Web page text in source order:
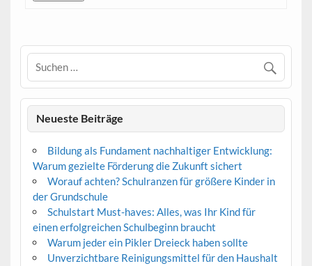
Neueste Beiträge
Bildung als Fundament nachhaltiger Entwicklung:
Warum gezielte Förderung die Zukunft sichert
Worauf achten? Schulranzen für größere Kinder in
der Grundschule
Schulstart Must-haves: Alles, was Ihr Kind für
einen erfolgreichen Schulbeginn braucht
Warum jeder ein Pikler Dreieck haben sollte
Unverzichtbare Reinigungsmittel für den Haushalt